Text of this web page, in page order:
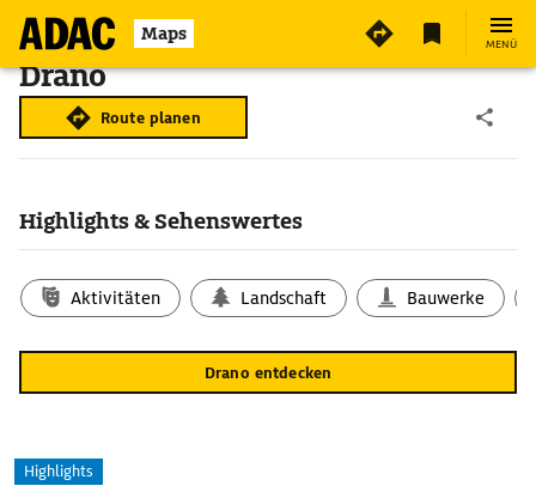
Maps MENÜ
Drano
Route planen
Highlights & Sehenswertes
Aktivitäten Landschaft Bauwerke
Drano entdecken
Highlights